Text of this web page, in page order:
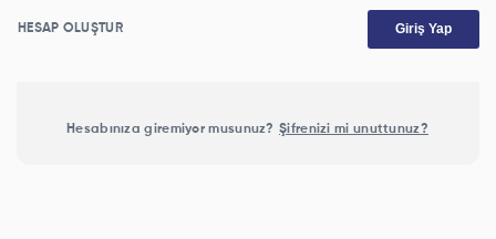
HESAP OLUŞTUR Giriş Yap
Hesabınıza giremiyor musunuz? Şifrenizi mi unuttunuz?